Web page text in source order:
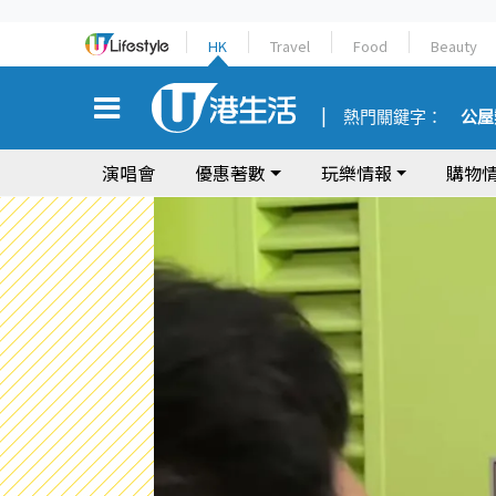
HK Travel Food Beauty
熱門關鍵字： 公
演唱會 優惠著數 玩樂情報 購物